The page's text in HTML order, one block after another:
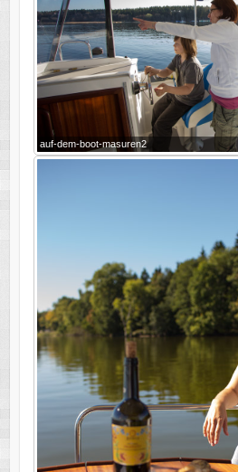
auf-dem-boot-masuren2